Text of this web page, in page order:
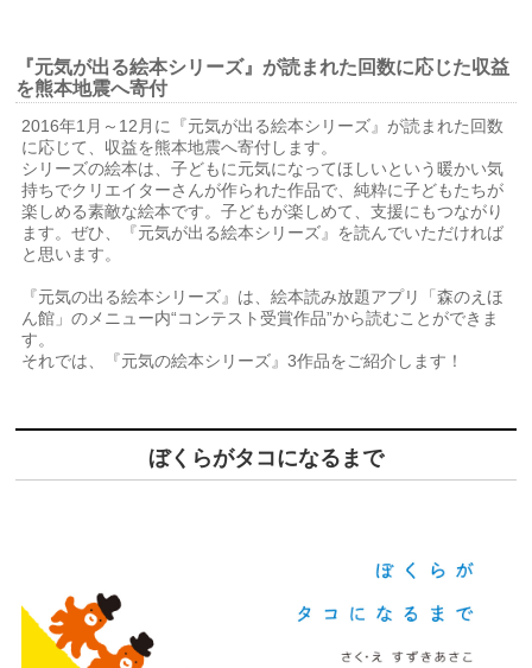
『元気が出る絵本シリーズ』が読まれた回数に応じた収益
を熊本地震へ寄付
2016年1月～12月に『元気が出る絵本シリーズ』が読まれた回数
に応じて、収益を熊本地震へ寄付します。
シリーズの絵本は、子どもに元気になってほしいという暖かい気
持ちでクリエイターさんが作られた作品で、純粋に子どもたちが
楽しめる素敵な絵本です。子どもが楽しめて、支援にもつながり
ます。ぜひ、『元気が出る絵本シリーズ』を読んでいただければ
と思います。
『元気の出る絵本シリーズ』は、絵本読み放題アプリ「森のえほ
ん館」のメニュー内“コンテスト受賞作品”から読むことができま
す。
それでは、『元気の絵本シリーズ』3作品をご紹介します！
ぼくらがタコになるまで